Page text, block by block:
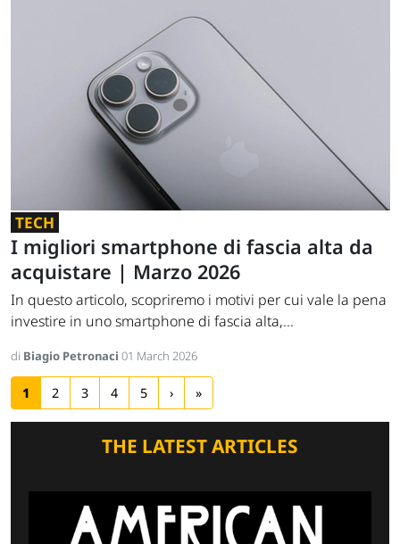
TECH
I migliori smartphone di fascia alta da
acquistare | Marzo 2026
In questo articolo, scopriremo i motivi per cui vale la pena
investire in uno smartphone di fascia alta,...
di Biagio Petronaci 01 March 2026
1 2 3 4 5 › »
THE LATEST ARTICLES